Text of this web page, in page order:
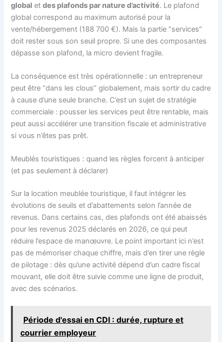
global etdes plafonds par nature d’activité. Le plafond
global correspond au maximum autorisé pour la
vente/hébergement (188 700 €). Mais la partie “services”
doit rester sous son seuil propre. Si une des composantes
dépasse son plafond, la micro devient fragile.
La conséquence est très opérationnelle : un entrepreneur
peut être “dans les clous” globalement, mais sortir du cadre
à cause d’une seule branche. C’est un sujet de stratégie
commerciale : pousser les services peut être rentable, mais
peut aussi accélérer une transition fiscale et administrative
si vous n’êtes pas prêt.
Meublés touristiques : quand les règles forcent à anticiper
(et pas seulement à déclarer)
Sur la location meublée touristique, il faut intégrer les
évolutions de seuils et d’abattements selon l’année de
revenus. Dans certains cas, des plafonds ont été abaissés
pour les revenus 2025 déclarés en 2026, ce qui peut
réduire l’espace de manœuvre. Le point important ici n’est
pas de mémoriser chaque chiffre, mais d’en tirer une règle
de pilotage : dès qu’une activité dépend d’un cadre fiscal
mouvant, elle doit être suivie comme une ligne de produit,
avec des scénarios.
Période d'essai en CDI : durée, rupture et
courrier employeur